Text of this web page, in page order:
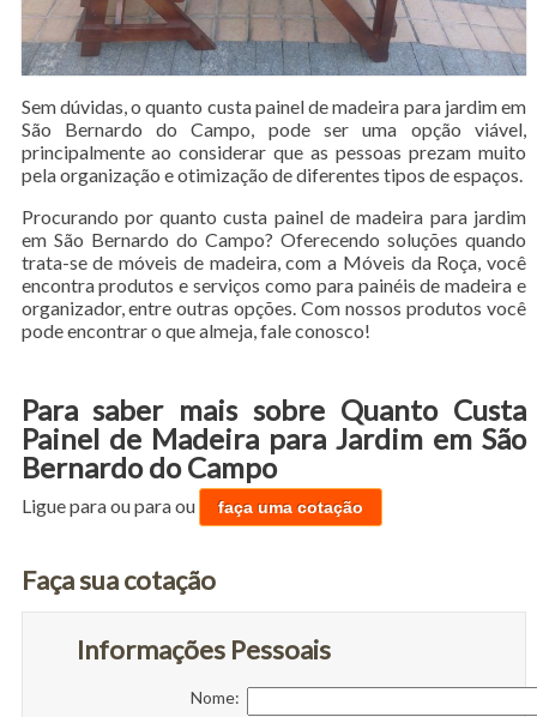
Sem dúvidas, o quanto custa painel de madeira para jardim em
São Bernardo do Campo, pode ser uma opção viável,
principalmente ao considerar que as pessoas prezam muito
pela organização e otimização de diferentes tipos de espaços.
Procurando por quanto custa painel de madeira para jardim
em São Bernardo do Campo? Oferecendo soluções quando
trata-se de móveis de madeira, com a Móveis da Roça, você
encontra produtos e serviços como para painéis de madeira e
organizador, entre outras opções. Com nossos produtos você
pode encontrar o que almeja, fale conosco!
Para saber mais sobre Quanto Custa
Painel de Madeira para Jardim em São
Bernardo do Campo
Ligue paraou paraou faça uma cotação
Faça sua cotação
Informações Pessoais
Nome: